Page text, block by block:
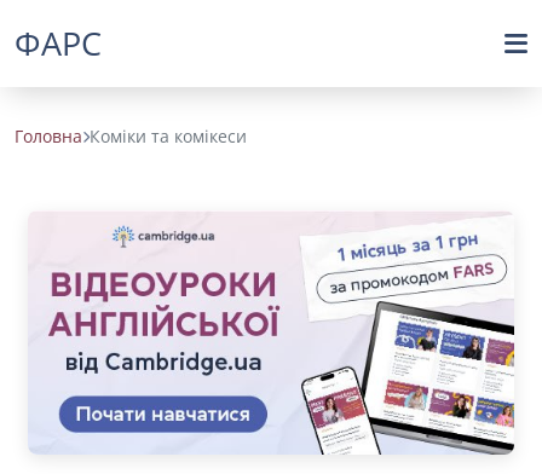
ФАРС
Головна Коміки та комікеси